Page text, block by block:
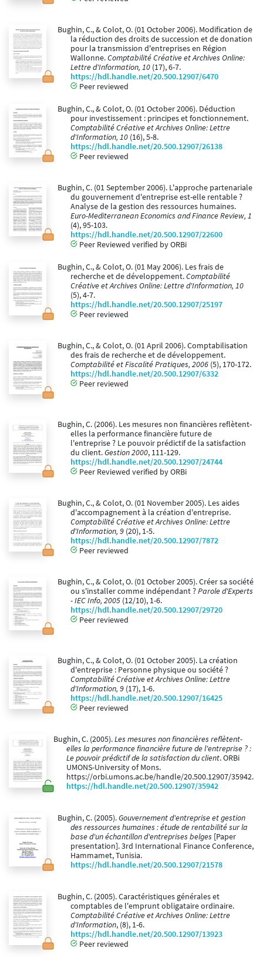
Bughin, C., & Colot, O. (01 October 2006). Modification de
la réduction des droits de succession et de donation
pour la transmission d'entreprises en Région
Wallonne.Comptabilité Créative et Archives Online:
Lettre d'Information, 10 (17), 6-7.
https://hdl.handle.net/20.500.12907/6470
Peer reviewed
Bughin, C., & Colot, O. (01 October 2006). Déduction
pour investissement : principes et fonctionnement.
Comptabilité Créative et Archives Online: Lettre
d'Information, 10 (16), 5-8.
https://hdl.handle.net/20.500.12907/26138
Peer reviewed
Bughin, C. (01 September 2006). L'approche partenariale
du gouvernement d'entreprise est-elle rentable ?
Analyse de la gestion des ressources humaines.
Euro-Mediterranean Economics and Finance Review, 1
(4), 95-103.
https://hdl.handle.net/20.500.12907/22600
Peer Reviewed verified by ORBi
Bughin, C., & Colot, O. (01 May 2006). Les frais de
recherche et de développement.Comptabilité
Créative et Archives Online: Lettre d'Information, 10
(5), 4-7.
https://hdl.handle.net/20.500.12907/25197
Peer reviewed
Bughin, C., & Colot, O. (01 April 2006). Comptabilisation
des frais de recherche et de développement.
Comptabilité et Fiscalité Pratiques, 2006 (5), 170-172.
https://hdl.handle.net/20.500.12907/6332
Peer reviewed
Bughin, C. (2006). Les mesures non financières reflètent-
elles la performance financière future de
l'entreprise ? Le pouvoir prédictif de la satisfaction
du client.Gestion 2000, 111-129.
https://hdl.handle.net/20.500.12907/24744
Peer Reviewed verified by ORBi
Bughin, C., & Colot, O. (01 November 2005). Les aides
d'accompagnement à la création d'entreprise.
Comptabilité Créative et Archives Online: Lettre
d'Information, 9 (20), 1-5.
https://hdl.handle.net/20.500.12907/7872
Peer reviewed
Bughin, C., & Colot, O. (01 October 2005). Créer sa société
ou s'installer comme indépendant ?Parole d'Experts
- IEC Info, 2005 (12/10), 1-6.
https://hdl.handle.net/20.500.12907/29720
Peer reviewed
Bughin, C., & Colot, O. (01 October 2005). La création
d'entreprise : Personne physique ou société ?
Comptabilité Créative et Archives Online: Lettre
d'Information, 9 (17), 1-6.
https://hdl.handle.net/20.500.12907/16425
Peer reviewed
Bughin, C. (2005).Les mesures non financières reflètent-
elles la performance financière future de l'entreprise ? :
Le pouvoir prédictif de la satisfaction du client. ORBi
UMONS-University of Mons.
https://orbi.umons.ac.be/handle/20.500.12907/35942.
https://hdl.handle.net/20.500.12907/35942
Bughin, C. (2005).Gouvernement d'entreprise et gestion
des ressources humaines : étude de rentabilité sur la
base d'un échantillon d'entreprises belges [Paper
presentation]. 3rd International Finance Conference,
Hammamet, Tunisia.
https://hdl.handle.net/20.500.12907/21578
Bughin, C. (2005). Caractéristiques générales et
comptables de l'emprunt obligataire ordinaire.
Comptabilité Créative et Archives Online: Lettre
d'Information, (8), 1-6.
https://hdl.handle.net/20.500.12907/13923
Peer reviewed